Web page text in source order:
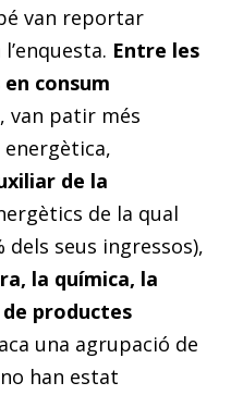
van reportar
Entre les
consum
van patir més
energètica,
de la
de la qual
seus ingressos),
la química, la
productes
una agrupació de
han estat